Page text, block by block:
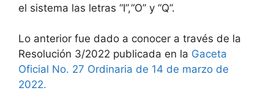
el sistema las letras “I”,“O” y “Q”.
Lo anterior fue dado a conocer a través de la
Resolución 3/2022 publicada en la Gaceta
Oficial No. 27 Ordinaria de 14 de marzo de
2022.